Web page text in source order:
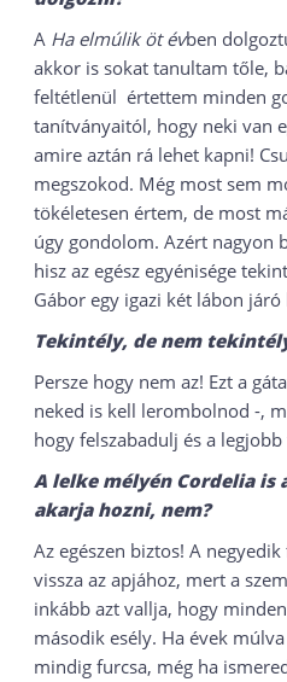
A Ha elmúlik öt évben
akkor is sokat tanultam tőle,
feltétlenül értettem minden
tanítványaitól, hogy neki van
amire aztán rá lehet kapni!
megszokod. Még most sem
tökéletesen értem, de most
úgy gondolom. Azért nagyon
hisz az egész egyénisége
Gábor egy igazi két lábon járó
Tekintély, de nem
Persze hogy nem az! Ezt a
neked is kell lerombolnod -,
hogy felszabadulj és a
A lelke mélyén Cordelia is
akarja hozni, nem?
Az egészen biztos! A
vissza az apjához, mert a
inkább azt vallja, hogy
második esély. Ha évek
mindig furcsa, még ha